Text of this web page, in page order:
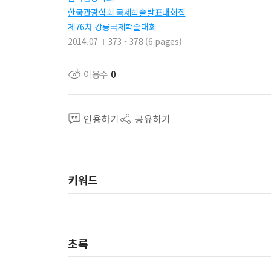
한국관광학회 국제학술발표대회집
제76차 강릉국제학술대회
2014.07
373 - 378 (6 pages)
이용수 0
인용하기 공유하기
키워드
초록